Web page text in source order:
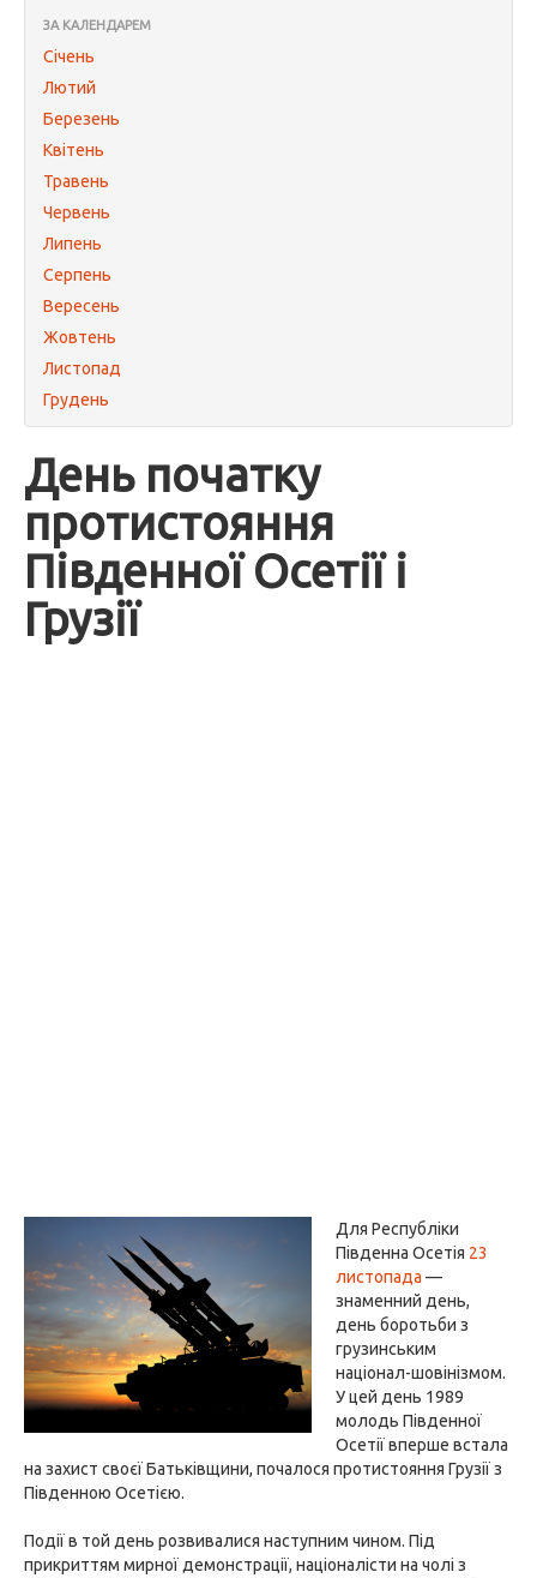
ЗА КАЛЕНДАРЕМ
Січень
Лютий
Березень
Квітень
Травень
Червень
Липень
Серпень
Вересень
Жовтень
Листопад
Грудень
День початку
протистояння
Південної Осетії і
Грузії
Для Республіки
Південна Осетія 23
листопада —
знаменний день,
день боротьби з
грузинським
націонал-шовінізмом.
У цей день 1989
молодь Південної
Осетії вперше встала
на захист своєї Батьківщини, почалося протистояння Грузії з
Південною Осетією.
Події в той день розвивалися наступним чином. Під
прикриттям мирної демонстрації, націоналісти на чолі з